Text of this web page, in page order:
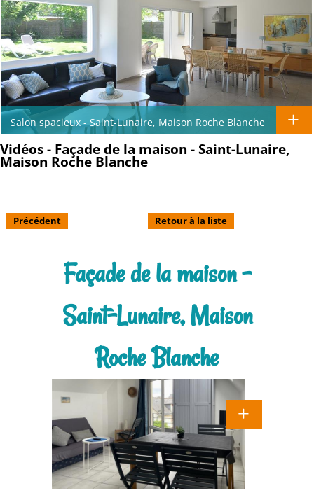
Salon spacieux - Saint-Lunaire, Maison Roche Blanche
Vidéos - Façade de la maison - Saint-Lunaire,
Maison Roche Blanche
Précédent Retour à la liste
Façade de la maison -
Saint-Lunaire, Maison
Roche Blanche